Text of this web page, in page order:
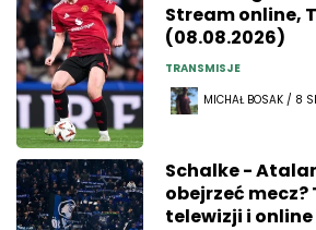
Stream online,
(08.08.2026)
TRANSMISJE
MICHAŁ BOSAK / 8
Schalke -
obejrzeć
telewizji i